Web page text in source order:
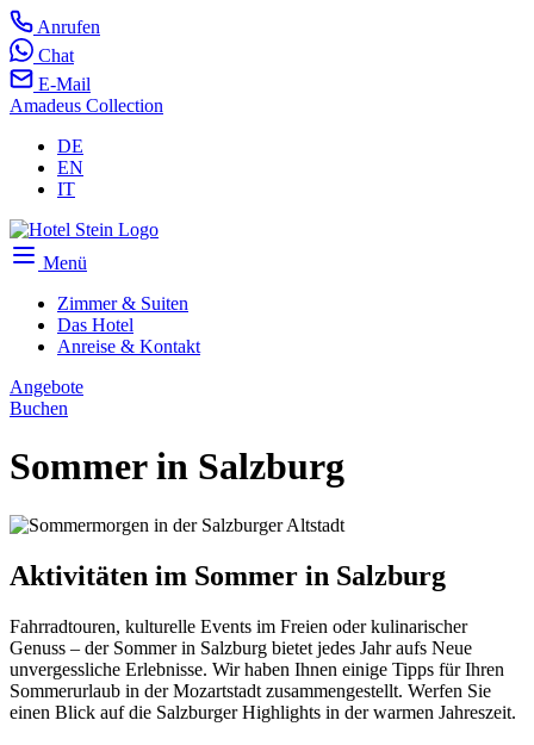
Anrufen
Chat
E-Mail
Amadeus Collection
DE
EN
IT
Menü
Zimmer & Suiten
Das Hotel
Anreise & Kontakt
Angebote
Buchen
Sommer in Salzburg
Aktivitäten im Sommer in Salzburg
Fahrradtouren, kulturelle Events im Freien oder kulinarischer
Genuss – der Sommer in Salzburg bietet jedes Jahr aufs Neue
unvergessliche Erlebnisse. Wir haben Ihnen einige Tipps für Ihren
Sommerurlaub in der Mozartstadt zusammengestellt. Werfen Sie
einen Blick auf die Salzburger Highlights in der warmen Jahreszeit.